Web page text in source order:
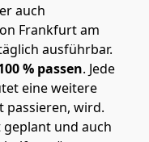
auch
Frankfurt am
ausführbar.
% passen. Jede
eine weitere
passieren, wird.
und auch